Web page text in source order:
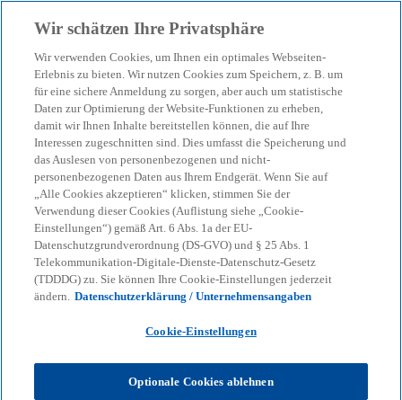
menu search
Henning Witte
Wir schätzen Ihre Privatsphäre
Wir verwenden Cookies, um Ihnen ein optimales Webseiten-
Erlebnis zu bieten. Wir nutzen Cookies zum Speichern, z. B. um
für eine sichere Anmeldung zu sorgen, aber auch um statistische
Daten zur Optimierung der Website-Funktionen zu erheben,
damit wir Ihnen Inhalte bereitstellen können, die auf Ihre
Interessen zugeschnitten sind. Dies umfasst die Speicherung und
das Auslesen von personenbezogenen und nicht-
personenbezogenen Daten aus Ihrem Endgerät. Wenn Sie auf
„Alle Cookies akzeptieren“ klicken, stimmen Sie der
Verwendung dieser Cookies (Auflistung siehe „Cookie-
Einstellungen“) gemäß Art. 6 Abs. 1a der EU-
Datenschutzgrundverordnung (DS-GVO) und § 25 Abs. 1
Telekommunikation-Digitale-Dienste-Datenschutz-Gesetz
(TDDDG) zu. Sie können Ihre Cookie-Einstellungen jederzeit
ändern. Datenschutzerklärung / Unternehmensangaben
Cookie-Einstellungen
Optionale Cookies ablehnen